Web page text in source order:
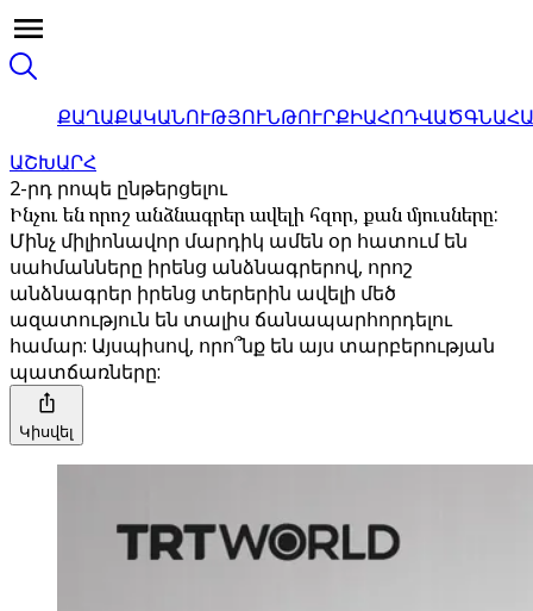
ՔԱՂԱՔԱԿԱՆՈՒԹՅՈՒՆԹՈՒՐՔԻԱՀՈԴՎԱԾ
ԱՇԽԱՐՀ
2-րդ րոպե ընթերցելու
Ինչու են որոշ անձնագրեր ավելի հզոր, քան մյուսները:
Մինչ միլիոնավոր մարդիկ ամեն օր հատում են
սահմանները իրենց անձնագրերով, որոշ
անձնագրեր իրենց տերերին ավելի մեծ
ազատություն են տալիս ճանապարհորդելու
համար: Այսպիսով, որո՞նք են այս տարբերության
պատճառները:
Կիսվել